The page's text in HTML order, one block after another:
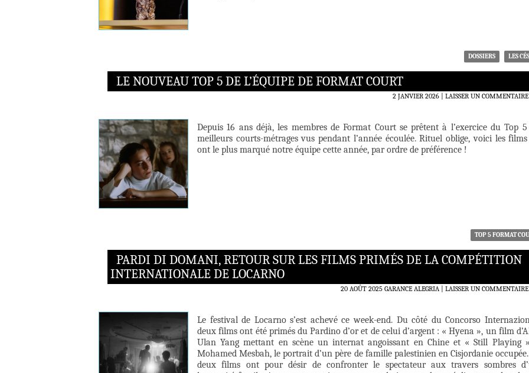
DOSSIERS LES
LE NOUVEAU TOP 5 DE L’ÉQUIPE DE FORMAT COURT
2 JANVIER 2026 LAISSER UN COMMENTAIRE|
Depuis 16 ans déjà, les membres de Format Court se prêtent à l’exercice du Top 5
meilleurs courts-métrages vus pendant l’année écoulée. Rituel oblige, voici les
ont le plus marqué notre équipe cette année, par ordre de préférence !
TOP 5 FORMAT
PARDI DI DOMANI, RETOUR SUR LES FILMS PRIMÉS DE LA COMPÉTITION
INTERNATIONALE DE LOCARNO
20 AOÛT 2025 GARANCE ALEGRIA LAISSER UN COMMENTAIRE|
Le festival de Locarno s’est achevé ce week-end. Du côté du Concorso
deux films ont été primés du Pardino d’or et de celui d’argent : « Hyena », un film
Ulan Yang mettant en scène un internat angoissant en Chine et « Still Playing
Mohamed Mesbah, le portrait d’un père de famille palestinien en Cisjordanie occupée.
deux films ont pour désir de confronter le spectateur aux travers sombres